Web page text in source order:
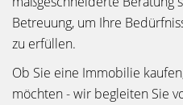
Betreuung, um Ihre
zu erfüllen.
Ob Sie eine Immobilie
möchten - wir begleiten Sie